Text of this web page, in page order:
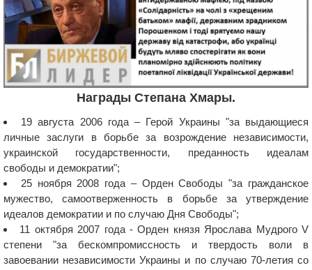
Награды Степана Хмары.
19 августа 2006 года – Герой Украины "за выдающиеся
личные заслуги в борьбе за возрождение независимости,
украинской государственности, преданность идеалам
свободы и демократии";
25 ноября 2008 года – Орден Свободы "за гражданское
мужество, самоотверженность в борьбе за утверждение
идеалов демократии и по случаю Дня Свободы";
11 октября 2007 года - Орден князя Ярослава Мудрого V
степени "за бескомпромиссность и твердость воли в
завоевании независимости Украины и по случаю 70-летия со